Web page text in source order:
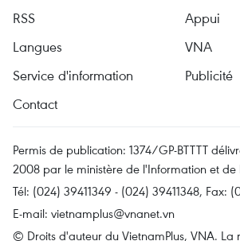
RSS
Appui
Langues
VNA
Service d'information
Publicité
Contact
Permis de publication: 1374/GP-BTTTT
2008 par le ministère de l'Information et
Tél: (024) 39411349 - (024) 39411348, Fax:
E-mail: vietnamplus@vnanet.vn
© Droits d'auteur du VietnamPlus, VNA. La